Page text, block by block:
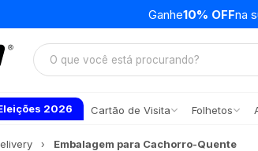
Ganhe10% OFFna
2026 Cartão de Visita Folhetos
Embalagem para Cachorro-Quente